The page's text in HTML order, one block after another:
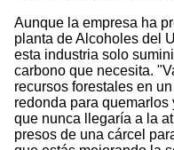
Aunque la empresa ha
planta de Alcoholes del
esta industria solo
carbono que necesita.
recursos forestales en
redonda para
que nunca llegaría a la
presos de una cárcel